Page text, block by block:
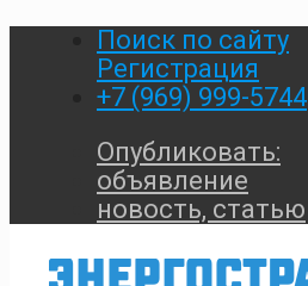
Поиск по сайту
Регистрация
+7 (969) 999-5744
Опубликовать:
объявление
новость, статью